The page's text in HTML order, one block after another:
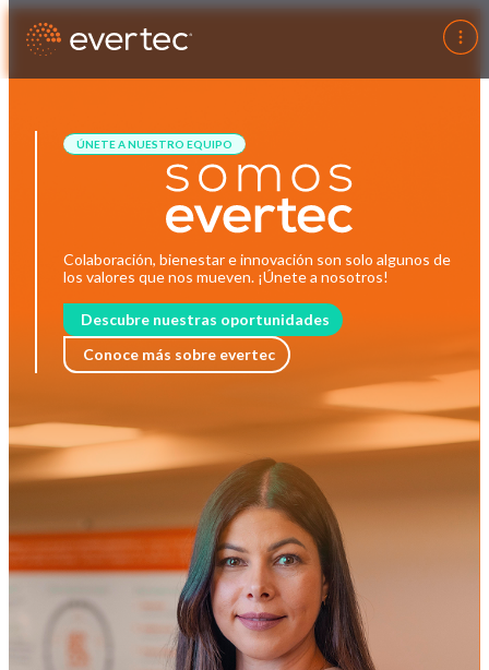
ÚNETE A NUESTRO EQUIPO
Colaboración, bienestar e innovación son solo algunos de
los valores que nos mueven. ¡Únete a nosotros!
Descubre nuestras oportunidades
Conoce más sobre evertec